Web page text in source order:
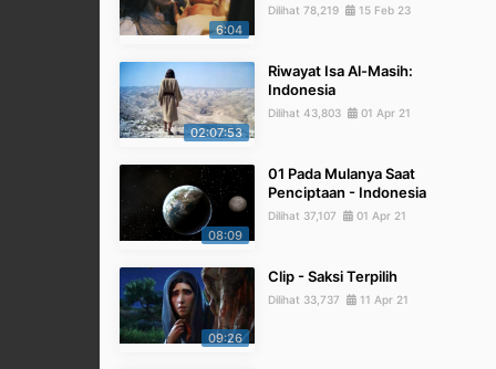
6:04
Dilihat 78,219 15 Feb 23
02:07:53
Riwayat Isa Al-Masih:
Indonesia
Dilihat 43,803 01 Apr 21
08:09
01 Pada Mulanya Saat
Penciptaan - Indonesia
Dilihat 37,107 01 Apr 21
09:26
Clip - Saksi Terpilih
Dilihat 33,737 11 Apr 21